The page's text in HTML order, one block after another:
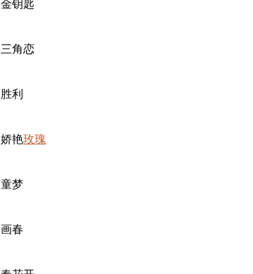
金钥匙
三角恋
胜利
娇艳玫瑰
童梦
画春